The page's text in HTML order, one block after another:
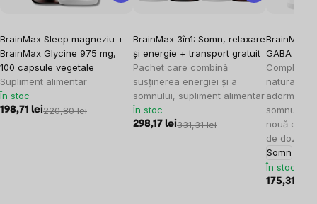
BrainMax Sleep magneziu +
BrainMax Glycine 975 mg,
100 capsule vegetale
Supliment alimentar
În stoc
198,71 lei220,80 lei
BrainMax 3în1: Somn, relaxare
și energie + transport gratuit
Pachet care combină
susținerea energiei și a
somnului, supliment alimentar
În stoc
298,17 lei331,31 lei
BrainMax
GABA
Complex
naturale,
adormirea
somnul de
nouă de
de doze,
Somn
În stoc
175,31 lei